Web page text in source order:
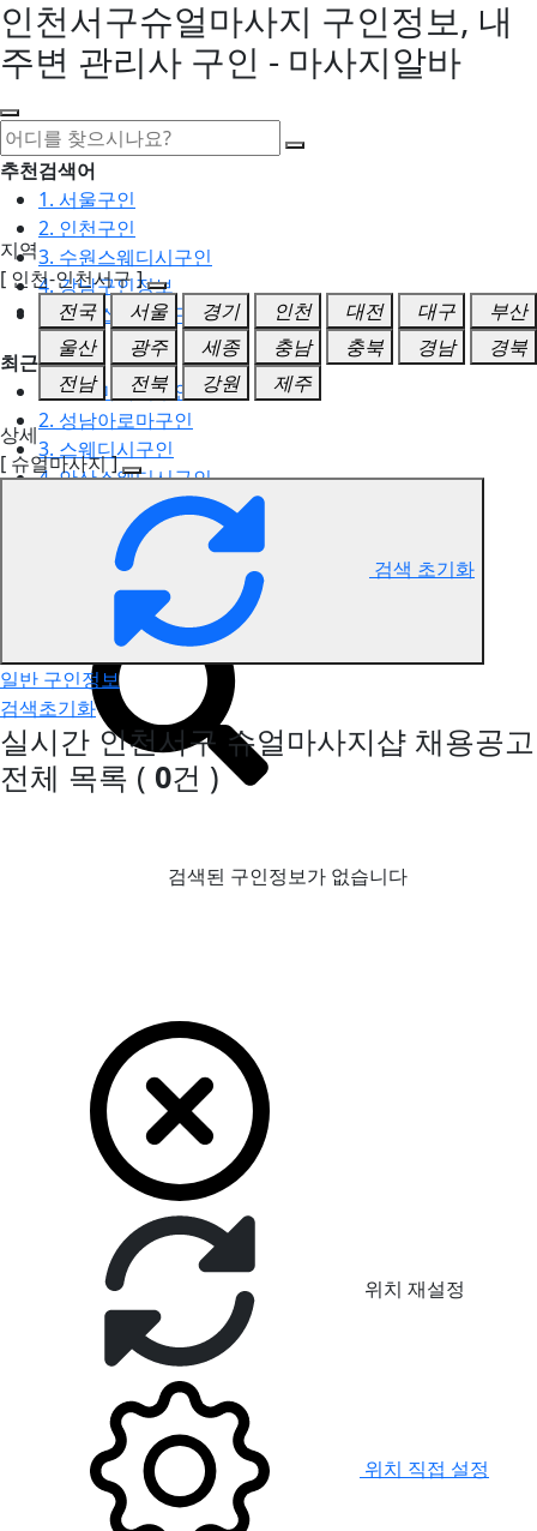
인천서구슈얼마사지 구인정보, 내
주변 관리사 구인 - 마사지알바
추천검색어
1. 서울구인
2. 인천구인
3. 수원스웨디시구인
4. 강남구인정보
5. 동탄스웨디시구인
최근검색어
1. 일산마사지구인
2. 성남아로마구인
3. 스웨디시구인
4. 안산스웨디시구인
5. 아로마구인
인천서구 슈얼마사지 구인정보
지역
[ 인천-인천서구 ]
전국
서울 경기 인천 대전 대구
부산
울산
광주 세종 충남 충북 경남
경북
전남
전북 강원
제주
상세
[ 슈얼마사지 ]
검색 초기화
일반 구인정보
검색초기화
실시간 인천서구 슈얼마사지샵 채용공고
전체 목록 ( 0건 )
검색된 구인정보가 없습니다
위치 재설정
위치 직접 설정